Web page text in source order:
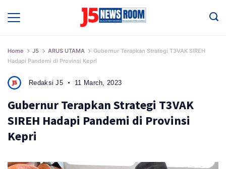
Home J5 ARUS UTAMA
Gubernur Terapkan Strategi T3VAK SIREH
Hadapi Pandemi di Provinsi Kepri
Redaksi J5 11 March, 2023
Gubernur Terapkan Strategi T3VAK
SIREH Hadapi Pandemi di Provinsi
Kepri